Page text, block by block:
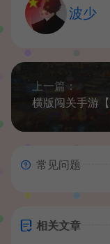
波少
上一篇：
常见问题
相关文章